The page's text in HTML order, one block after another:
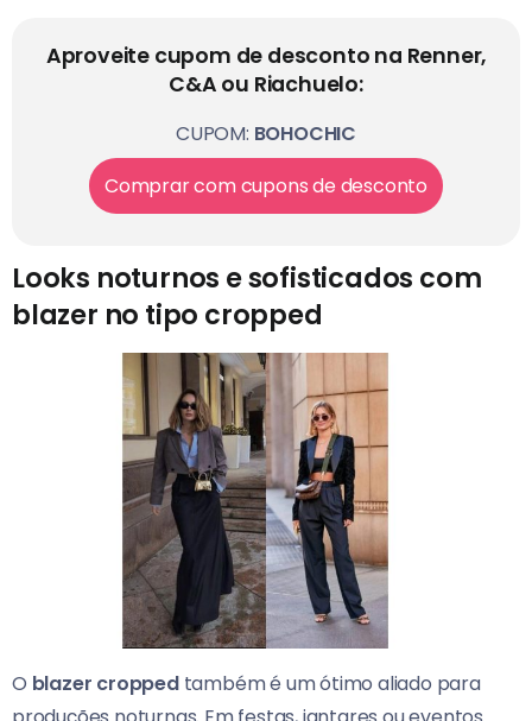
Aproveite cupom de desconto na Renner,
C&A ou Riachuelo:
CUPOM: BOHOCHIC
Comprar com cupons de desconto
Looks noturnos e sofisticados com
blazer no tipo cropped
O blazer croppedtambém é um ótimo aliado para